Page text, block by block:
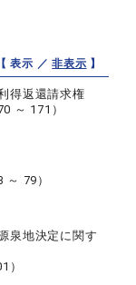
【 表示 ／非表示 】
得返還請求権
～ 171）
79）
泉地決定に関す
）